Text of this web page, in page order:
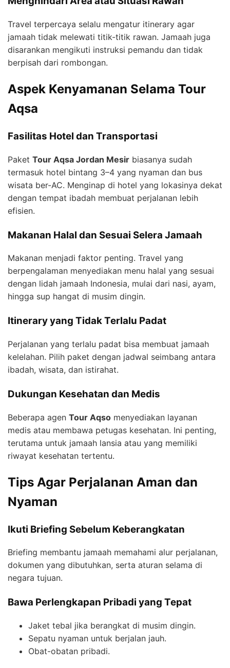
Travel terpercaya selalu mengatur itinerary agar
jamaah tidak melewati titik-titik rawan. Jamaah juga
disarankan mengikuti instruksi pemandu dan tidak
berpisah dari rombongan.
Aspek Kenyamanan Selama Tour
Aqsa
Fasilitas Hotel dan Transportasi
Paket Tour Aqsa Jordan Mesir biasanya sudah
termasuk hotel bintang 3–4 yang nyaman dan bus
wisata ber-AC. Menginap di hotel yang lokasinya dekat
dengan tempat ibadah membuat perjalanan lebih
efisien.
Makanan Halal dan Sesuai Selera Jamaah
Makanan menjadi faktor penting. Travel yang
berpengalaman menyediakan menu halal yang sesuai
dengan lidah jamaah Indonesia, mulai dari nasi, ayam,
hingga sup hangat di musim dingin.
Itinerary yang Tidak Terlalu Padat
Perjalanan yang terlalu padat bisa membuat jamaah
kelelahan. Pilih paket dengan jadwal seimbang antara
ibadah, wisata, dan istirahat.
Dukungan Kesehatan dan Medis
Beberapa agen Tour Aqso menyediakan layanan
medis atau membawa petugas kesehatan. Ini penting,
terutama untuk jamaah lansia atau yang memiliki
riwayat kesehatan tertentu.
Tips Agar Perjalanan Aman dan
Nyaman
Ikuti Briefing Sebelum Keberangkatan
Briefing membantu jamaah memahami alur perjalanan,
dokumen yang dibutuhkan, serta aturan selama di
negara tujuan.
Bawa Perlengkapan Pribadi yang Tepat
Jaket tebal jika berangkat di musim dingin.
Sepatu nyaman untuk berjalan jauh.
Obat-obatan pribadi.